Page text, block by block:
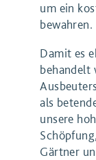
um ein
bewahren.
Damit es
behandelt
als
unsere
Gärtner